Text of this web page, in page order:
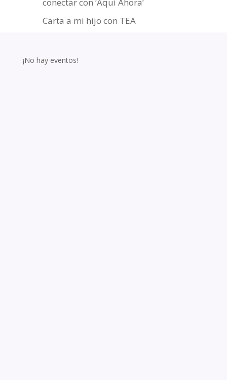
Carta a mi hijo con TEA
¡No hay eventos!